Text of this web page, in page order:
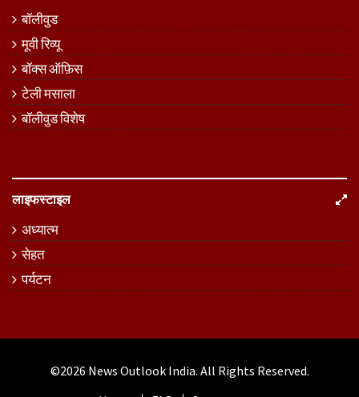
बॉलीवुड
मूवी रिव्यू
बॉक्स ऑफ़िस
टेली मसाला
बॉलीवुड विशेष
लाइफस्टाइल
अध्यात्म
सेहत
पर्यटन
©2026 News Outlook India. All Rights Reserved.